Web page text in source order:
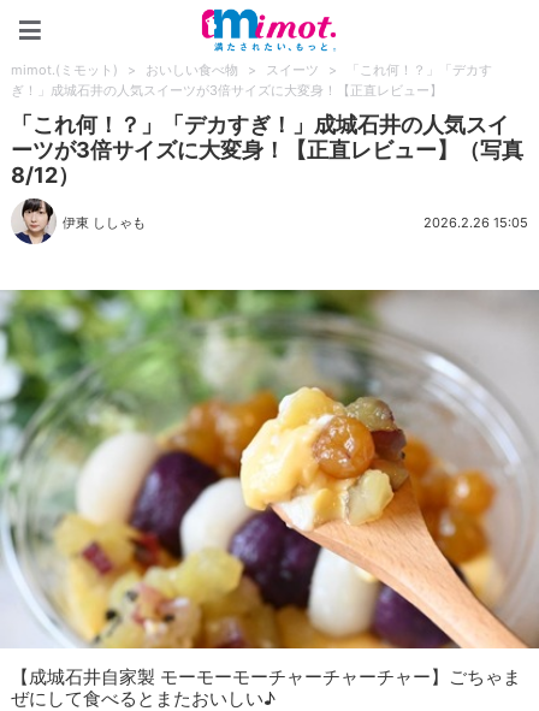
mimot.(ミモット) > おいしい食べ物 > スイーツ >
「これ何！？」「デカす
ぎ！」成城石井の人気スイーツが3倍サイズに大変身！【正直レビュー】
「これ何！？」「デカすぎ！」成城石井の人気スイ
ーツが3倍サイズに大変身！【正直レビュー】（写真
8/12）
伊東 ししゃも 2026.2.26 15:05
【成城石井自家製 モーモーモーチャーチャーチャー】ごちゃま
ぜにして食べるとまたおいしい♪